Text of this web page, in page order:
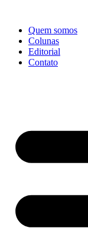
conteúdo
Quem somos
Colunas
Editorial
Contato